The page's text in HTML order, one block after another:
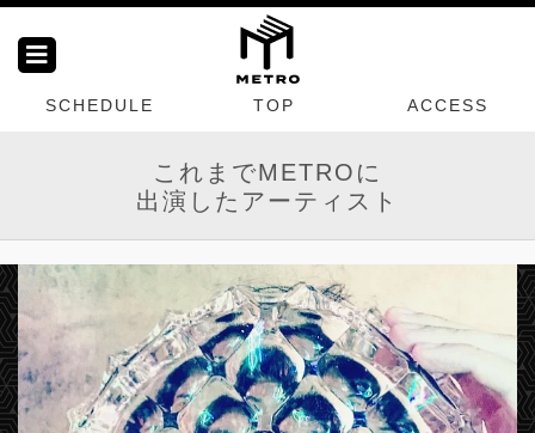
SCHEDULE TOP ACCESS
これまでMETROに
出演したアーティスト